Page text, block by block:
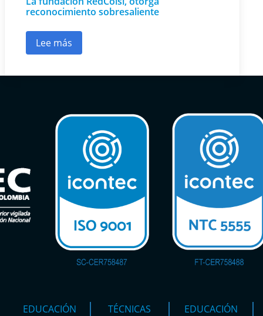
reconocimiento sobresaliente
Lee más
sobre La fundación RedColsi, otorga
EDUCACIÓN TÉCNICAS EDUCACIÓN